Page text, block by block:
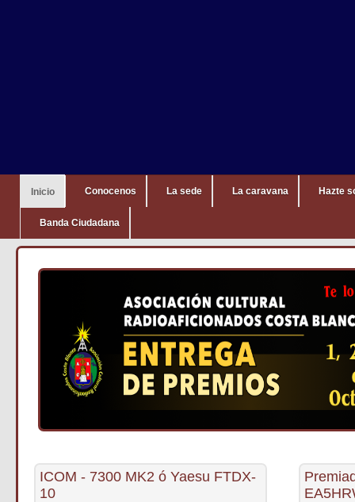
Inicio Conocenos La sede La caravana Hazte
Banda Ciudadana
ICOM - 7300 MK2 ó Yaesu FTDX-
10